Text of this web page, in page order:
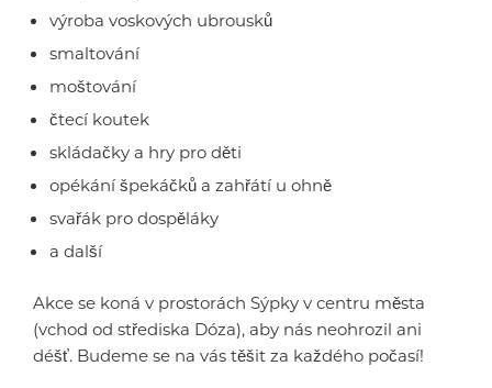
výroba voskových ubrousků
smaltování
moštování
čtecí koutek
skládačky a hry pro děti
opékání špekáčků a zahřátí u ohně
svařák pro dospěláky
a další
Akce se koná v prostorách Sýpky v centru města
(vchod od střediska Dóza), aby nás neohrozil ani
déšť. Budeme se na vás těšit za každého počasí!